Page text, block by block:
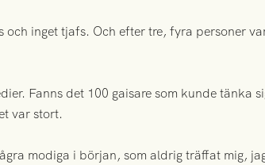
och inget tjafs. Och efter tre, fyra personer
Fanns det 100 gaisare som kunde tänka
var stort.
modiga i början, som aldrig träffat mig,